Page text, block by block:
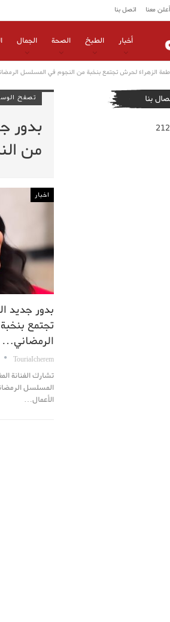
أعلن معنا اتصل بنا
أخبار الطبخ الصحة الجمال
الزهراء لحرش تجتمع بنخبة من النجوم في المسلسل
تصفح
بدور
من
اخبار
بدور جديد
تجتمع
الرمضاني…
TouriaIcherem
تشارك الفنانة
المسلسل
الأعمال…
بنا